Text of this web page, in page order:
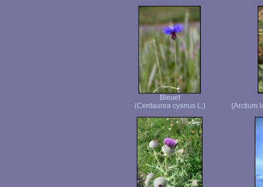
Bleuet
(Centaurea cyanus L.)
(Arctium